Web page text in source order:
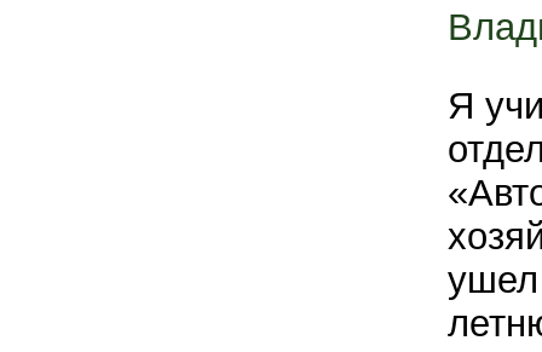
Я
ушел